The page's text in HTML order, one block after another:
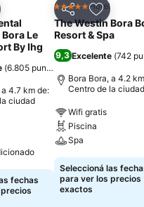
a favoritos
Le
By Ihg
(6.805 puntuaciones
4.7 km de:
ciudad
fechas
CompartirAñadir
5 EstrellasHotel
The Westin Bora
Resort & Spa
9,3 Excelente (742
Bora Bora, a 4.2
Centro de la ciudad
Wifi gratis
Piscina
Spa
Seleccioná las
para ver los precios
exactos